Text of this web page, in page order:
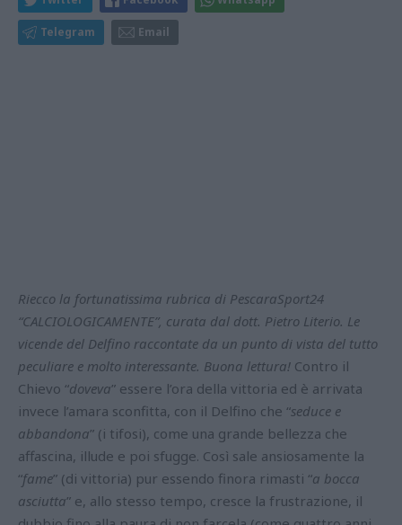
Telegram Email
Riecco la fortunatissima rubrica di PescaraSport24
“CALCIOLOGICAMENTE”, curata dal dott. Pietro Literio. Le
vicende del Delfino raccontate da un punto di vista del tutto
peculiare e molto interessante. Buona lettura! Contro il
Chievo “doveva” essere l’ora della vittoria ed è arrivata
invece l’amara sconfitta, con il Delfino che “seduce e
abbandona” (i tifosi), come una grande bellezza che
affascina, illude e poi sfugge. Così sale ansiosamente la
“fame” (di vittoria) pur essendo finora rimasti “a bocca
asciutta” e, allo stesso tempo, cresce la frustrazione, il